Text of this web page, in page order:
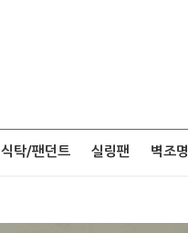
식탁/팬던트 실링팬 벽조명